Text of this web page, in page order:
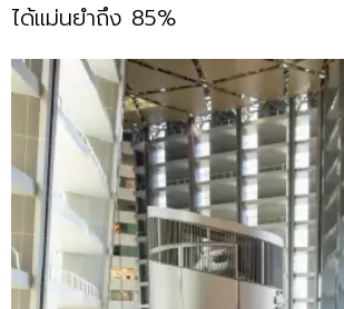
ได้แม่นยำถึง 85%